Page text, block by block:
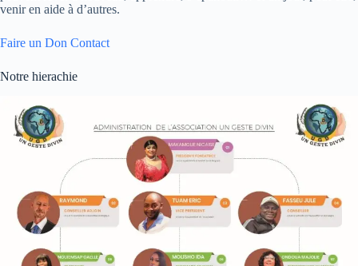
venir en aide à d’autres.
Faire un Don Contact
Notre hierachie